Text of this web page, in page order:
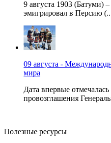
9 августа 1903 (Батуми)
эмигрировал в Персию
09 августа -
мира
Дата впервые
провозглашения
Полезные ресурсы